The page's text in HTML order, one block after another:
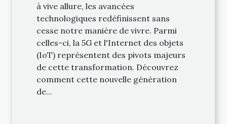
à vive allure, les avancées
technologiques redéfinissent sans
cesse notre manière de vivre. Parmi
celles-ci, la 5G et l'Internet des objets
(IoT) représentent des pivots majeurs
de cette transformation. Découvrez
comment cette nouvelle génération
de...